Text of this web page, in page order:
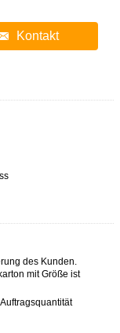
Kontakt
des Kunden.
mit Größe ist